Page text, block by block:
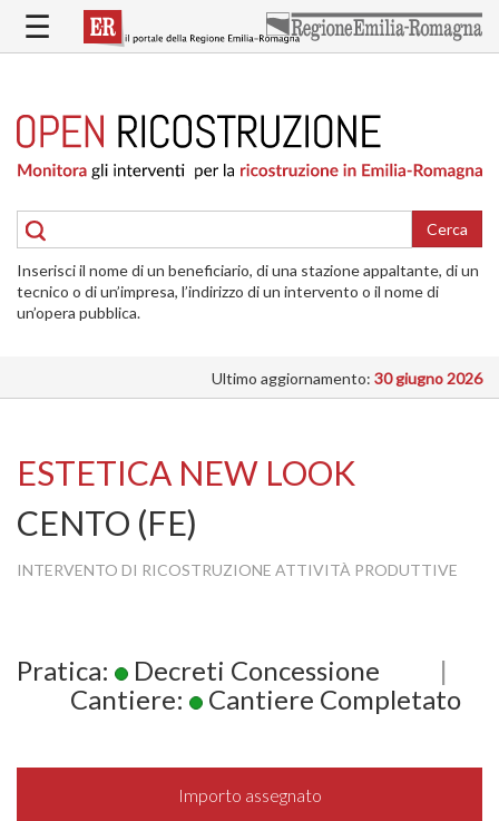
contenuto
RICOSTRUZIONE
PUBBLICA
DELLE
ABITAZIONI
RICOSTRUZIONE
ATTIVITÀ
INTERVENTI
SI
☰
Cerca
Inserisci il nome di un beneficiario, di una stazione appaltante, di un
tecnico o di un’impresa, l’indirizzo di un intervento o il nome di
un’opera pubblica.
Ultimo aggiornamento: 30 giugno 2026
ESTETICA NEW LOOK
CENTO (FE)
INTERVENTO DI RICOSTRUZIONE ATTIVITÀ PRODUTTIVE
Pratica: Decreti Concessione
|
Cantiere:
Cantiere Completato
Importo assegnato